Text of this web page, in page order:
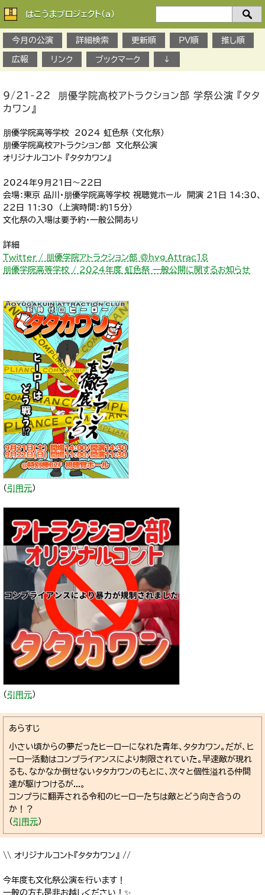
はこうまプロジェクト(a)
今月の公演
詳細検索 更新順 PV順 推し順
広報 リンク ブックマーク ↓
9/21-22 朋優学院高校アトラクション部 学祭公演 『タタ
カワン』
朋優学院高等学校 2024 虹色祭 （文化祭）
朋優学院高校アトラクション部 文化祭公演
オリジナルコント 『タタカワン』
2024年9月21日～22日
会場：東京 品川・朋優学院高等学校 視聴覚ホール 開演 21日 14:30、
22日 11:30 （上演時間：約15分）
文化祭の入場は要予約・一般公開あり
詳細
Twitter / 朋優学院アトラクション部 @hyg_Attrac18
朋優学院高等学校 / 2024年度 虹色祭 一般公開に関するお知らせ
（ 引用元）
（ 引用元）
あらすじ
小さい頃からの夢だったヒーローになれた青年、タタカワン。だが、ヒ
ーロー活動はコンプライアンスにより制限されていた。早速敵が現れ
るも、なかなか倒せないタタカワンのもとに、次々と個性溢れる仲間
達が駆けつけるが...。
コンプラに翻弄される令和のヒーローたちは敵とどう向き合うの
か！？
（ 引用元）
\\ オリジナルコント『タタカワン』 //
今年度も文化祭公演を行います！
一般の方も是非お越しください！✨️